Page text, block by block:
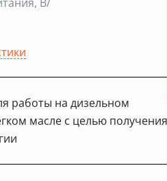
работы на дизельном
масле с целью получения